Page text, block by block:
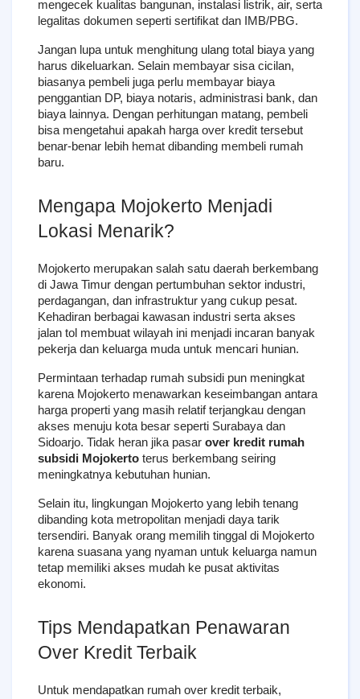
mengecek kualitas bangunan, instalasi listrik, air, serta
legalitas dokumen seperti sertifikat dan IMB/PBG.
Jangan lupa untuk menghitung ulang total biaya yang
harus dikeluarkan. Selain membayar sisa cicilan,
biasanya pembeli juga perlu membayar biaya
penggantian DP, biaya notaris, administrasi bank, dan
biaya lainnya. Dengan perhitungan matang, pembeli
bisa mengetahui apakah harga over kredit tersebut
benar-benar lebih hemat dibanding membeli rumah
baru.
Mengapa Mojokerto Menjadi
Lokasi Menarik?
Mojokerto merupakan salah satu daerah berkembang
di Jawa Timur dengan pertumbuhan sektor industri,
perdagangan, dan infrastruktur yang cukup pesat.
Kehadiran berbagai kawasan industri serta akses
jalan tol membuat wilayah ini menjadi incaran banyak
pekerja dan keluarga muda untuk mencari hunian.
Permintaan terhadap rumah subsidi pun meningkat
karena Mojokerto menawarkan keseimbangan antara
harga properti yang masih relatif terjangkau dengan
akses menuju kota besar seperti Surabaya dan
Sidoarjo. Tidak heran jika pasar over kredit rumah
subsidi Mojokerto terus berkembang seiring
meningkatnya kebutuhan hunian.
Selain itu, lingkungan Mojokerto yang lebih tenang
dibanding kota metropolitan menjadi daya tarik
tersendiri. Banyak orang memilih tinggal di Mojokerto
karena suasana yang nyaman untuk keluarga namun
tetap memiliki akses mudah ke pusat aktivitas
ekonomi.
Tips Mendapatkan Penawaran
Over Kredit Terbaik
Untuk mendapatkan rumah over kredit terbaik,